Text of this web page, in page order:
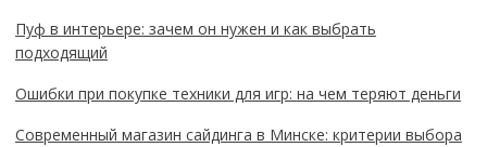
Пуф в интерьере: зачем он нужен и как выбрать
подходящий
Ошибки при покупке техники для игр: на чем теряют деньги
Современный магазин сайдинга в Минске: критерии выбора